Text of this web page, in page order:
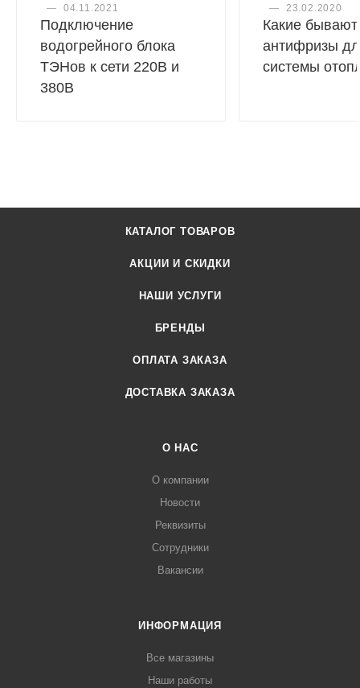
—
04.11.2021
Подключение
водогрейного блока
ТЭНов к сети 220В и
380В
—
23.02.2020
Какие бывают
антифризы
системы
КАТАЛОГ ТОВАРОВ
АКЦИИ И СКИДКИ
НАШИ УСЛУГИ
БРЕНДЫ
ОПЛАТА ЗАКАЗА
ДОСТАВКА ЗАКАЗА
О НАС
О компании
Новости
Реквизиты
Сотрудники
Вакансии
ИНФОРМАЦИЯ
Все магазины
Наши работы